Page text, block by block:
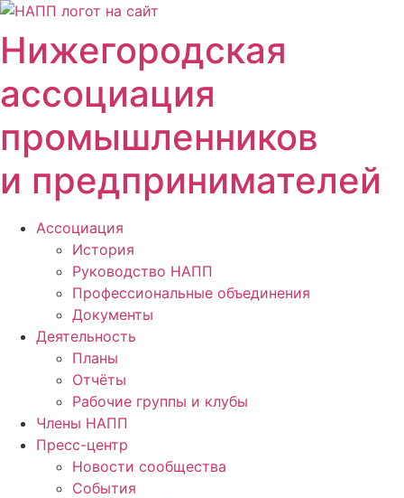
Перейти
содержимому
Нижегородская
ассоциация
промышленников
и предпринимателей
Ассоциация
История
Руководство НАПП
Профессиональные объединения
Документы
Деятельность
Планы
Отчёты
Рабочие группы и клубы
Члены НАПП
Пресс-центр
Новости сообщества
События